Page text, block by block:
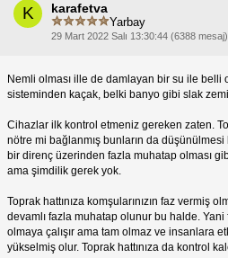
K karafetva
Yarbay
29 Mart 2022 Salı 13:30:44 (6388 mesaj)
Nemli olması ille de damlayan bir su ile belli
sisteminden kaçak, belki banyo gibi slak
Cihazlar ilk kontrol etmeniz gereken zaten.
nötre mi bağlanmış bunların da düşünülmesi
bir direnç üzerinden fazla muhatap olması
ama şimdilik gerek yok.
Toprak hattınıza komşularınızın faz vermiş
devamlı fazla muhatap olunur bu halde.
olmaya çalışır ama tam olmaz ve insanlara
yükselmiş olur. Toprak hattınıza da kontrol